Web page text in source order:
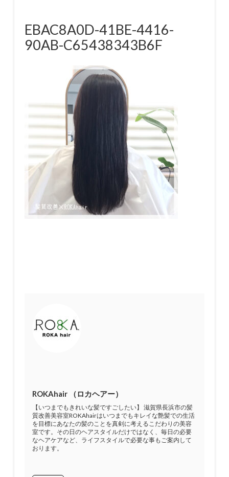
EBAC8A0D-41BE-4416-
90AB-C65438343B6F
ROKAhair （ロカヘアー）
【いつまでもきれいな髪ですごしたい】 滋賀県長浜市の髪
質改善美容室ROKAhairはいつまでもキレイな艶髪での生活
を目標にあなたの髪のことを真剣に考えるこだわりの美容
室です。その日のヘアスタイルだけではなく、毎日の必要
なヘアケアなど、ライフスタイルで必要な事もご案内して
おります。